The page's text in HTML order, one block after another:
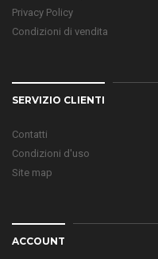
Privacy Policy
Condizioni di vendita
SERVIZIO CLIENTI
Contatti
Condizioni d'uso
Site map
ACCOUNT